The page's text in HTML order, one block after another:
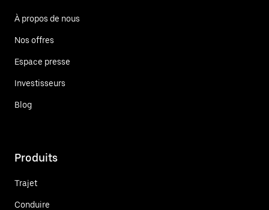
À propos de nous
Nos offres
Espace presse
Investisseurs
Blog
Produits
Trajet
Conduire